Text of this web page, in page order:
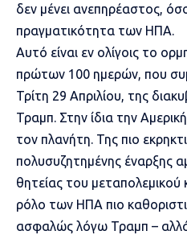
δεν μένει ανεπηρέαστος,
πραγματικότητα των ΗΠΑ.
Αυτό είναι εν ολίγοις το
πρώτων 100 ημερών, που
Τρίτη 29 Απριλίου, της
Τραμπ. Στην ίδια την
τον πλανήτη. Της πιο
πολυσυζητημένης έναρξης
θητείας του
ρόλο των ΗΠΑ πιο
ασφαλώς λόγω Τραμπ – αλλά